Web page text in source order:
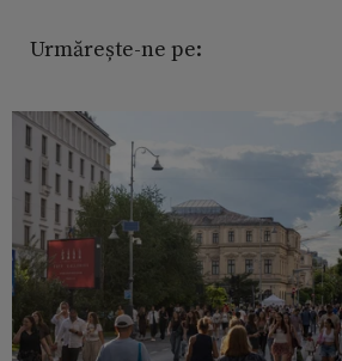
Urmărește-ne pe: